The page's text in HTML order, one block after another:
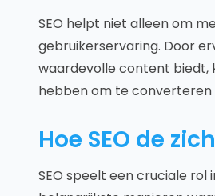
SEO helpt niet alleen om
gebruikerservaring. Door
waardevolle content biedt,
hebben om te converteren
Hoe SEO de
SEO speelt een cruciale